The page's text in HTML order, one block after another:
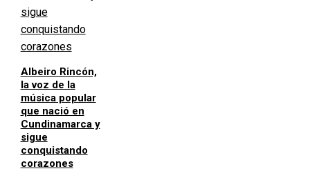
Albeiro Rincón,
la voz de la
música popular
que nació en
Cundinamarca y
sigue
conquistando
corazones